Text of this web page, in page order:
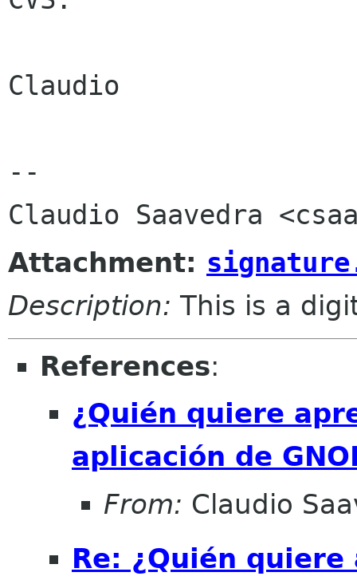
Claudio
--
Attachment:
Description: This is a
References:
¿Quién quiere
aplicación de
From: Claudio
Re: ¿Quién